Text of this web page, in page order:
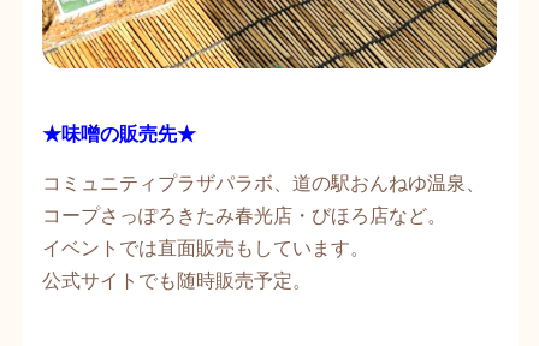
★味噌の販売先★
コミュニティプラザパラボ、道の駅おんねゆ温泉、
コープさっぽろきたみ春光店・びほろ店など。
イベントでは直面販売もしています。
公式サイトでも随時販売予定。